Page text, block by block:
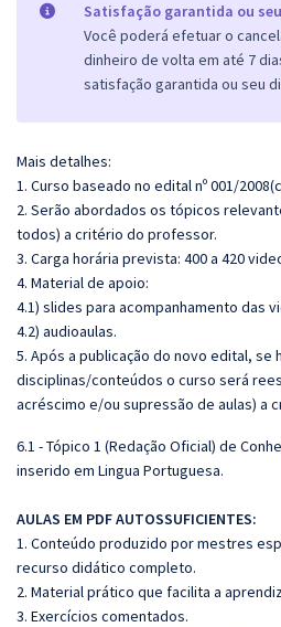
Satisfação garantida ou
Você poderá efetuar o
dinheiro de volta em até 7
satisfação garantida ou seu
Mais detalhes:
1. Curso baseado no edital nº 001/
2. Serão abordados os tópicos
todos) a critério do professor.
3. Carga horária prevista: 400 a 420
4. Material de apoio:
4.1) slides para acompanhamento das
4.2) audioaulas.
5. Após a publicação do novo edital, se
disciplinas/conteúdos o curso será
acréscimo e/ou supressão de aulas) a
6.1 - Tópico 1 (Redação Oficial) de
inserido em Lingua Portuguesa.
AULAS EM PDF AUTOSSUFICIENTES:
1. Conteúdo produzido por mestres
recurso didático completo.
2. Material prático que facilita a
3. Exercícios comentados.